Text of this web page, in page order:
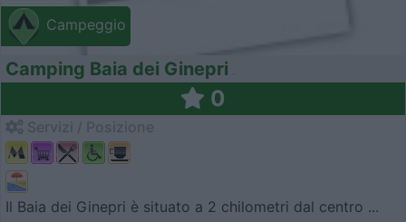
Campeggio
Camping Baia dei Ginepri
0
Il Baia dei Ginepri è situato a 2 chilometri dal centro ...